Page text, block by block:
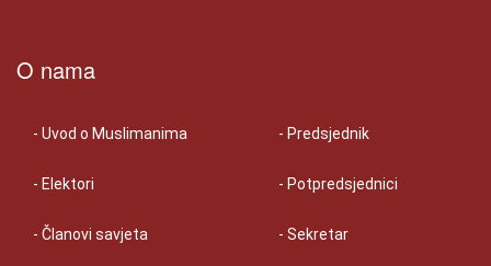
O nama
- Uvod o Muslimanima
- Elektori
- Članovi savjeta
- Predsjednik
- Potpredsjednici
- Sekretar